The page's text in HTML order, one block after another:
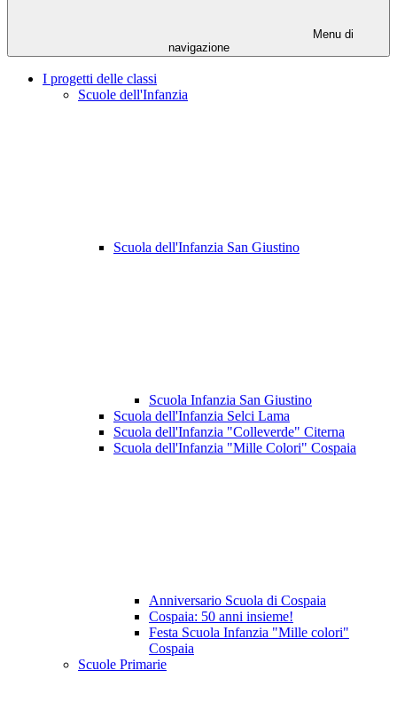
Menu di
navigazione
I progetti delle classi
Scuole dell'Infanzia
Scuola dell'Infanzia San Giustino
Scuola Infanzia San Giustino
Scuola dell'Infanzia Selci Lama
Scuola dell'Infanzia "Colleverde" Citerna
Scuola dell'Infanzia "Mille Colori" Cospaia
Anniversario Scuola di Cospaia
Cospaia: 50 anni insieme!
Festa Scuola Infanzia "Mille colori"
Cospaia
Scuole Primarie